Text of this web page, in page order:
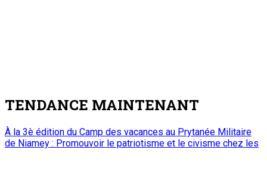
TENDANCE MAINTENANT
À la 3è édition du Camp des vacances au Prytanée Militaire
de Niamey : Promouvoir le patriotisme et le civisme chez les